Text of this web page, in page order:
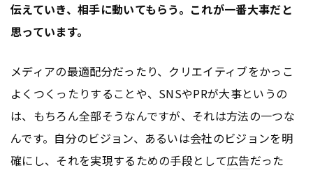
伝えていき、相手に動いてもらう。これが一番大事だと
思っています。
メディアの最適配分だったり、クリエイティブをかっこ
よくつくったりすることや、SNSやPRが大事というの
は、もちろん全部そうなんですが、それは方法の一つな
んです。自分のビジョン、あるいは会社のビジョンを明
確にし、それを実現するための手段として広告だった